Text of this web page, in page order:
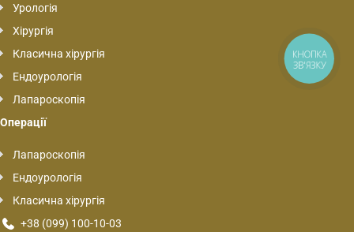
Урологія
Хірургія
Класична хірургія
Ендоурологія
Лапароскопія
Операції
Лапароскопія
Ендоурологія
Класична хірургія
+38 (099) 100-10-03
КНОПКА
ЗВ'ЯЗКУ